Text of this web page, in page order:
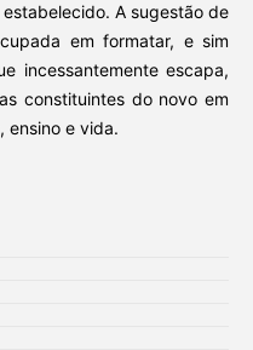
A sugestão de
em formatar, e sim
incessantemente escapa,
constituintes do novo em
ensino e vida.